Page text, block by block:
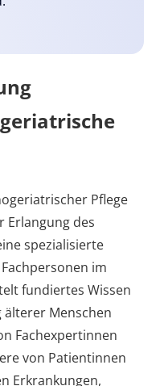
Pflege
Erlangung des
spezialisierte
im
fundiertes Wissen
älterer Menschen
Fachexpertinnen
von Patientinnen
Erkrankungen,